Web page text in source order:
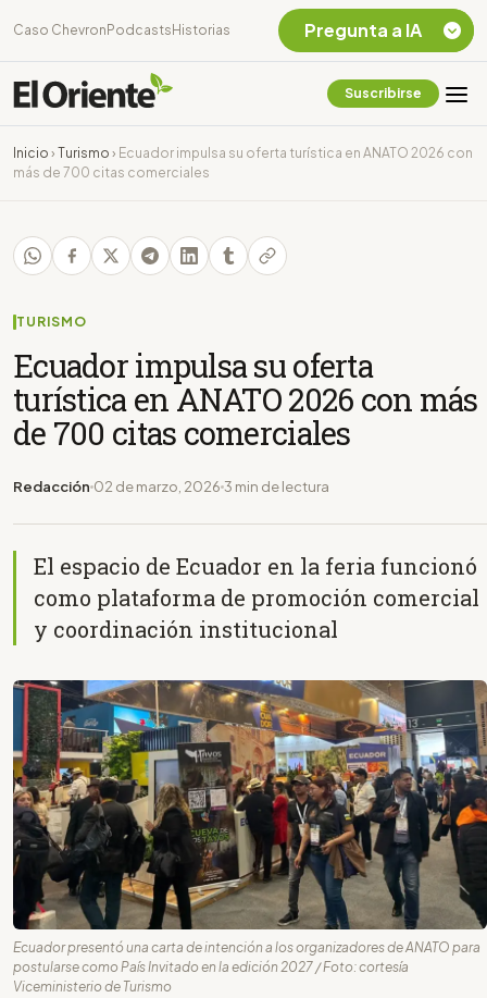
Caso Chevron Podcasts Historias
Suscribirse
Inicio › Turismo › Ecuador impulsa su oferta turística en ANATO 2026 con
más de 700 citas comerciales
TURISMO
Ecuador impulsa su oferta
turística en ANATO 2026 con más
de 700 citas comerciales
Redacción 02 de marzo, 2026 3 min de lectura
El espacio de Ecuador en la feria funcionó
como plataforma de promoción comercial
y coordinación institucional
Ecuador presentó una carta de intención a los organizadores de ANATO para
postularse como País Invitado en la edición 2027 / Foto: cortesía
Viceministerio de Turismo
Pregunta a IA
Chevron Ecuador